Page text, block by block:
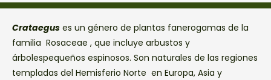
Crataegus es un género de plantas fanerogamas de la
familia Rosaceae , que incluye arbustos y
árbolespequeños espinosos. Son naturales de las regiones
templadas del Hemisferio Norte en Europa, Asia y